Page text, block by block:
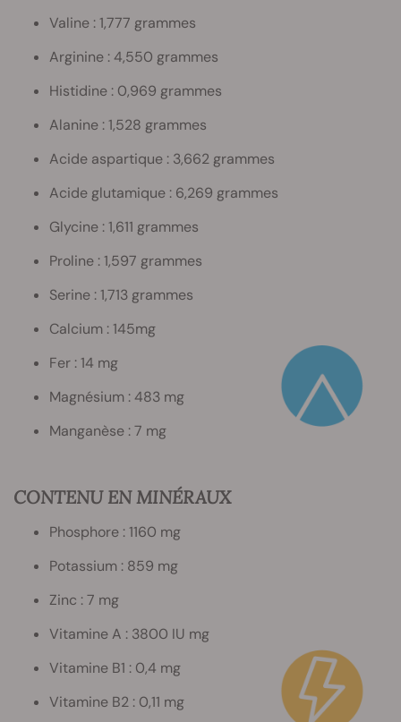
Valine : 1,777 grammes
Arginine : 4,550 grammes
Histidine : 0,969 grammes
Alanine : 1,528 grammes
Acide aspartique : 3,662 grammes
Acide glutamique : 6,269 grammes
Glycine : 1,611 grammes
Proline : 1,597 grammes
Serine : 1,713 grammes
CONTENU EN MINÉRAUX
Calcium : 145mg
Fer : 14 mg
Magnésium : 483 mg
Manganèse : 7 mg
Phosphore : 1160 mg
Potassium : 859 mg
Zinc : 7 mg
Vitamine A : 3800 IU mg
Vitamine B1 : 0,4 mg
Vitamine B2 : 0,11 mg